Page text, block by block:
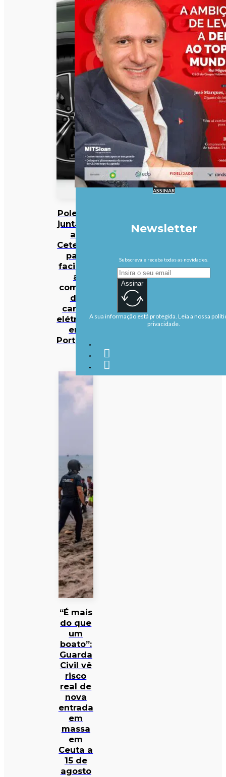
Polestar
junta-se
ao
Cetelem
para
facilitar
a
compra
de
carros
elétricos
em
Portugal
“É mais
do que
um
boato”:
Guarda
Civil vê
risco
real de
nova
entrada
em
massa
em
Ceuta a
15 de
agosto
ASSINAR
Newsletter
Subscreva e receba todas as novidades.
Assinar
A sua informação está protegida. Leia a nossa
privacidade.